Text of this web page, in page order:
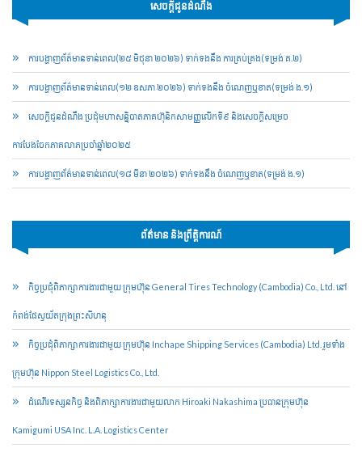
សេចក្ដីជូនដំណឹង
ការបង្ហាញព័ត៌មានទាន់ពេល(២៥ មិថុនា ២០២៦) ទាក់ទងនឹង ការគ្រប់គ្រង(ទម្រង់ គ.២)
ការបង្ហាញព័ត៌មានទាន់ពេល(១២ ឧសភា ២០២៦) ទាក់ទងនឹង ចំណេញឬខាត(ទម្រង់ ង.១)
សេចក្តីជូនដំណឹង ប្រជុំមហាសន្និបាតភាគហ៊ុនិកសាមញ្ញលើកទី៩ និងសេចក្តីសម្រេច
ការបែងចែកភាគលាភប្រចាំឆ្នាំ២០២៥​
ការបង្ហាញព័ត៌មានទាន់ពេល(១៨ មីនា ២០២៦) ទាក់ទងនឹង ចំណេញឬខាត(ទម្រង់ ង.១)
ព័ត៌មាន និងព្រឹត្តិការណ៍
កិច្ចប្រជុំពិភាក្សាការងារជាមួយ ក្រុមហ៊ុន General Tires Technology (Cambodia) Co., Ltd. នៅ
កំពង់ផែស្វយ័តក្រុងព្រះសីហនុ
កិច្ចប្រជុំពិភាក្សាការងារជាមួយ ក្រុមហ៊ុន Inchape Shipping Services (Cambodia) Ltd. រួមទាំង
ក្រុមហ៊ុន Nippon Steel Logistics Co., Ltd.
ដំណើរទស្សនកិច្ច និងពិភាក្សាការងារជាមួយលាក Hiroaki Nakashima ប្រធានក្រុមហ៊ុន
Kamigumi USA Inc. L.A. Logistics Center